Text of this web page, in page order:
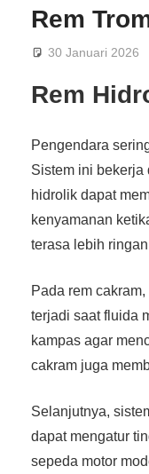
Rem
30 Januari 2026
Rem
Pengendara
Sistem ini bekerja
hidrolik dapat
kenyamanan
terasa lebih
Pada rem cakram,
terjadi saat fluida
kampas agar
cakram juga
Selanjutnya,
dapat mengatur
sepeda motor